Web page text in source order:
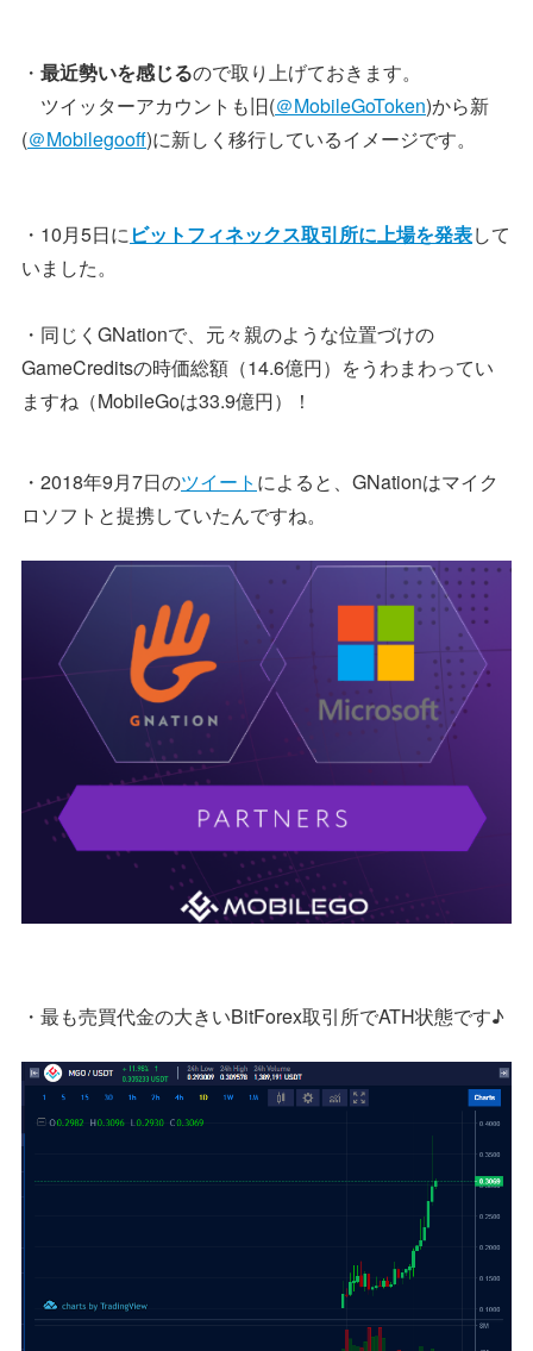
・ 最近勢いを感じるので取り上げておきます。
ツイッターアカウントも旧(＠MobileGoToken)から新
(＠Mobilegooff)に新しく移行しているイメージです。
・10月5日にビットフィネックス取引所に上場を発表して
いました。
・同じくGNationで、元々親のような位置づけの
GameCreditsの時価総額（14.6億円）をうわまわってい
ますね（MobileGoは33.9億円）！
・2018年9月7日のツイート によると、GNationはマイク
ロソフトと提携していたんですね。
・最も売買代金の大きいBitForex取引所でATH状態です♪